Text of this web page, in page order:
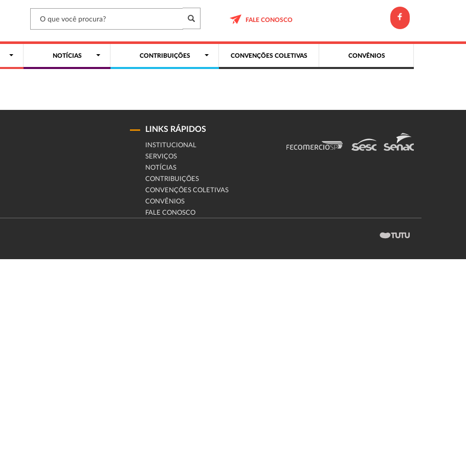
FALE CONOSCO
NOTÍCIAS CONTRIBUIÇÕES CONVENÇÕES COLETIVAS CONVÊNIOS
LINKS RÁPIDOS
INSTITUCIONAL
SERVIÇOS
NOTÍCIAS
CONTRIBUIÇÕES
CONVENÇÕES COLETIVAS
CONVÊNIOS
FALE CONOSCO